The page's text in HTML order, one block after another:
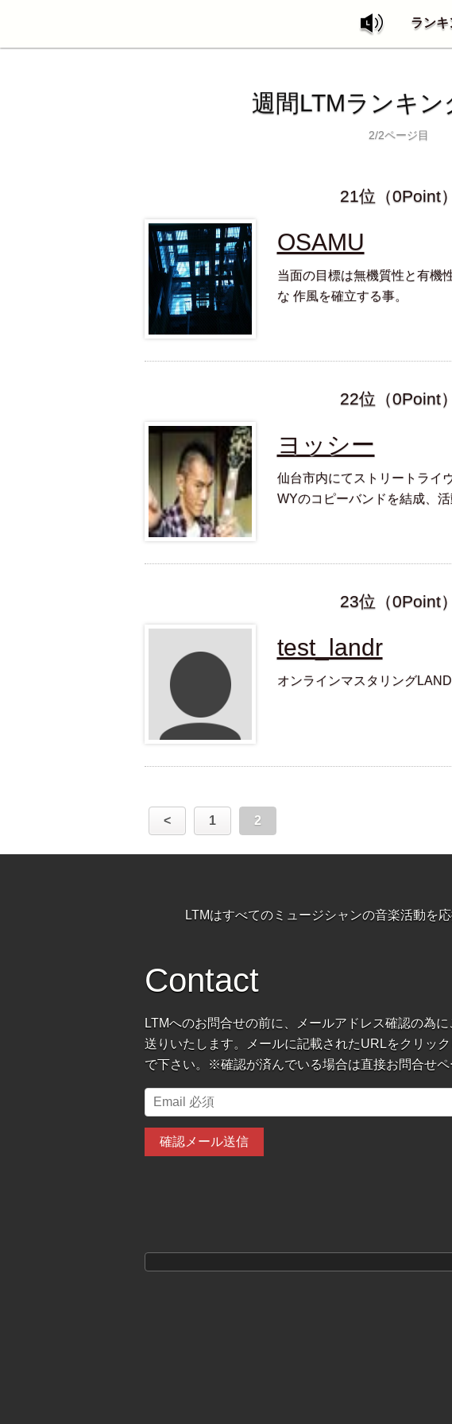
ランキ
週間LTMランキン
2/2ページ目
21位（0Point）
OSAMU
当面の目標は無機質性と有機
な 作風を確立する事。
22位（0Point）
ヨッシー
仙台市内にてストリートライ
WYのコピーバンドを結成、活
23位（0Point）
test_landr
オンラインマスタリング
< 1 2
LTMはすべてのミュージシャンの音楽活動を
Contact
LTMへのお問合せの前に、メールアドレス確認の為
送りいたします。メールに記載されたURLをクリッ
で下さい。※確認が済んでいる場合は直接お問合せペ